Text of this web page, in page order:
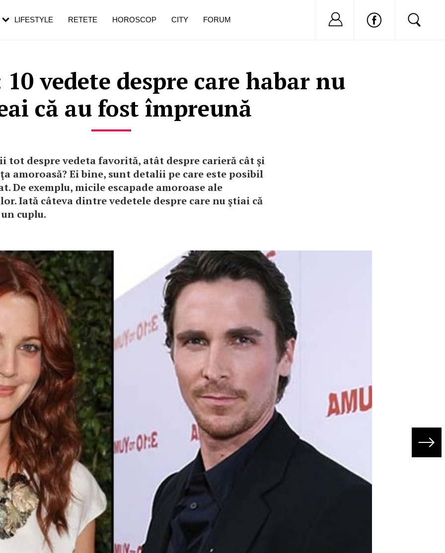
vedete despre care habar nu
că au fost împreună
tot despre vedeta favorită, atât despre carieră cât şi
amoroasă? Ei bine, sunt detalii pe care este posibil
De exemplu, micile escapade amoroase ale
Iată câteva dintre vedetele despre care nu ştiai că
cuplu.
LIFESTYLE RETETE HOROSCOP CITY FORUM Nu ai cont?
în vârstă
de dureroasă este investigația